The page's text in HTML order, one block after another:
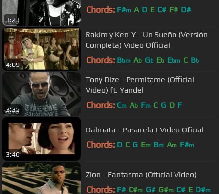
3:23
Chords: F#m A D E C# F# D#
4:09
Rakim y Ken-Y - Un Sueño (Versión
Completa) Video Official
Chords: Bbm Ab Gb Eb Ebm C Bb
3:35
Tony Dize - Permitame (Official
Video) ft. Yandel
Chords: Cm Ab Fm C G D F
3:46
Dalmata - Pasarela | Video Oficial
Chords: D C G Em Bm Am F#m
Zion - Fantasma (Official Video)
Chords: F# C#m G# G#m C# E D#m